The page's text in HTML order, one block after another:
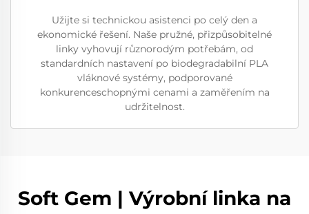
Užijte si technickou asistenci po celý den a
ekonomické řešení. Naše pružné, přizpůsobitelné
linky vyhovují různorodým potřebám, od
standardních nastavení po biodegradabilní PLA
vláknové systémy, podporované
konkurenceschopnými cenami a zaměřením na
udržitelnost.
Soft Gem | Výrobní linka na